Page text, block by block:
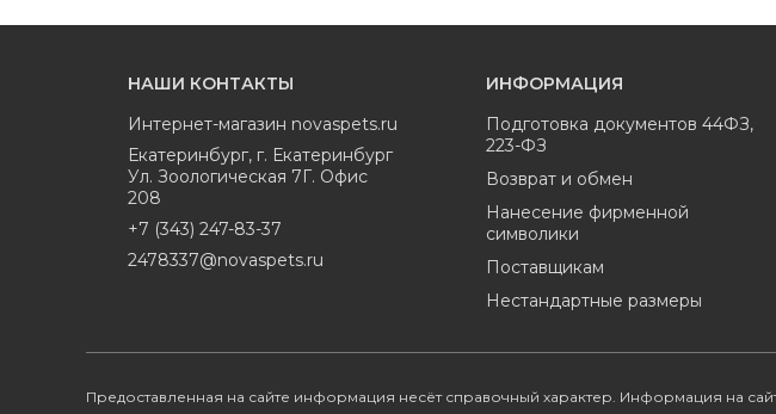
НАШИ КОНТАКТЫ
Интернет-магазин novaspets.ru
Екатеринбург, г. Екатеринбург
Ул. Зоологическая 7Г. Офис
208
+7 (343) 247-83-37
2478337@novaspets.ru
ИНФОРМАЦИЯ
Подготовка документов 44ФЗ,
223-ФЗ
Возврат и обмен
Нанесение фирменной
символики
Поставщикам
Нестандартные размеры
Предоставленная на сайте информация несёт справочный характер. Информация на